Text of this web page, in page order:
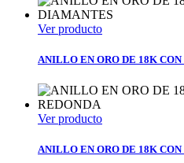
Ver producto
ANILLO EN ORO DE 18K
Ver producto
ANILLO EN ORO DE 18K